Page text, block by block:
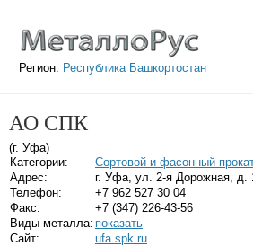
Регион: Республика Башкортостан
АО СПК
(г. Уфа)
Категории:
Сортовой и фасонный прокат
Адрес:
г. Уфа, ул. 2-я Дорожная, д.
Телефон:
+7 962 527 30 04
Факс:
+7 (347) 226-43-56
Виды металла: показать
Сайт:
ufa.spk.ru